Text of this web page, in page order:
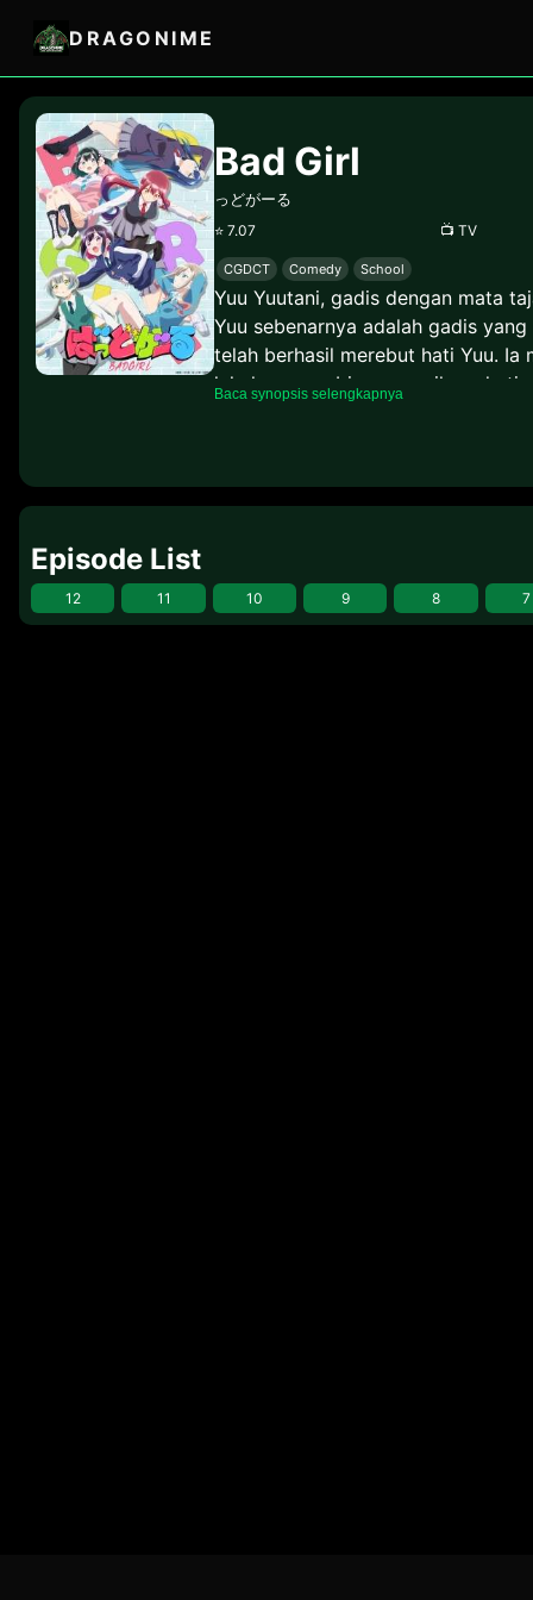
DRAGONIME
Bad Girl
っどがーる
⭐ 7.07 📺 TV
CGDCT Comedy School
Yuu Yuutani, gadis dengan mata
Yuu sebenarnya adalah gadis
telah berhasil merebut hati Yuu. Ia
lakukan agar bisa menarik
Baca synopsis selengkapnya
Episode List
12 11 10 9 8 7